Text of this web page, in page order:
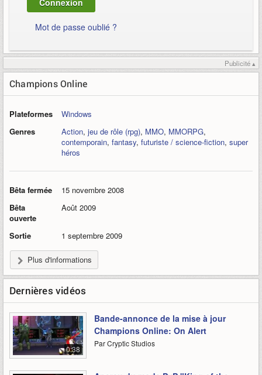
Mot de passe oublié ?
Publicité ▴
Champions Online
Plateformes
Windows
Genres
Action, jeu de rôle (rpg), MMO, MMORPG,
contemporain, fantasy, futuriste / science-fiction, super
héros
Bêta fermée
15 novembre 2008
Bêta
ouverte
Août 2009
Sortie 1 septembre 2009
Plus d'informations
Dernières vidéos
0:38
Bande-annonce de la mise à jour
Champions Online: On Alert
Par Cryptic Studios